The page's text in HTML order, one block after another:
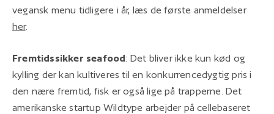
vegansk menu tidligere i år, læs de første anmeldelser
her.
Fremtidssikker seafood: Det bliver ikke kun kød og
kylling der kan kultiveres til en konkurrencedygtig pris i
den nære fremtid, fisk er også lige på trapperne. Det
amerikanske startup Wildtype arbejder på cellebaseret